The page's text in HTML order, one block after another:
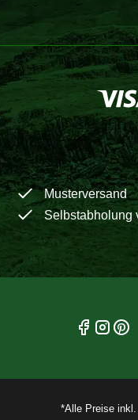
Musterversand
Selbstabholung
*Alle Preise